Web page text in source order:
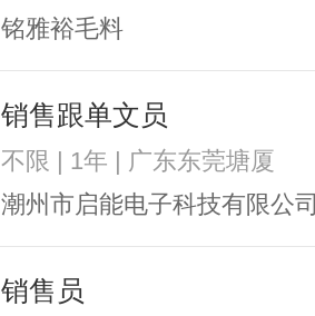
铭雅裕毛料
销售跟单文员
不限 | 1年 | 广东东莞塘厦
潮州市启能电子科技有限公司
销售员